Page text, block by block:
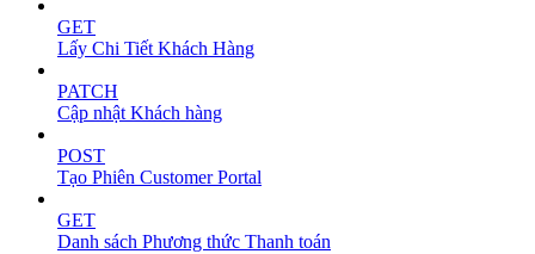
GET
Lấy Chi Tiết Khách Hàng
PATCH
Cập nhật Khách hàng
POST
Tạo Phiên Customer Portal
GET
Danh sách Phương thức Thanh toán